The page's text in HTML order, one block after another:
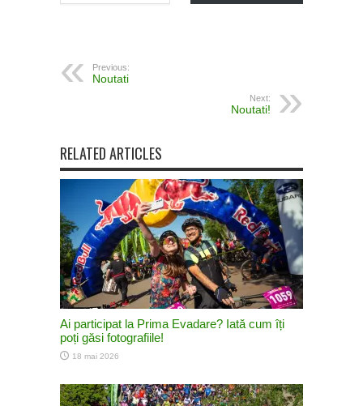
Previous:
Noutati
Next:
Noutati!
RELATED ARTICLES
Ai participat la Prima Evadare? Iată cum îți
poți găsi fotografiile!
18 mai 2026